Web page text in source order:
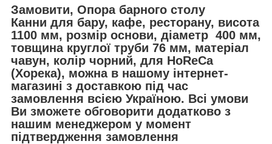
Замовити, Опора барного столу
Канни для бару, кафе, ресторану, висота
1100 мм, розмір основи, діаметр 400 мм,
товщина круглої труби 76 мм, матеріал
чавун, колір чорний, для HoReCa
(Хорека), можна в нашому інтернет-
магазині з доставкою під час
замовлення всією Україною. Всі умови
Ви зможете обговорити додатково з
нашим менеджером у момент
підтвердження замовлення